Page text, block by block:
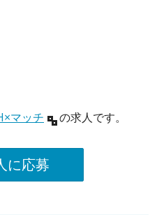
マッチ の求人です。
に応募